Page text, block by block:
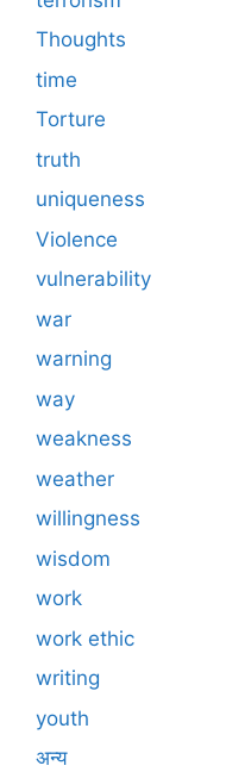
Thoughts
time
Torture
truth
uniqueness
Violence
vulnerability
war
warning
way
weakness
weather
willingness
wisdom
work
work ethic
writing
youth
अन्य